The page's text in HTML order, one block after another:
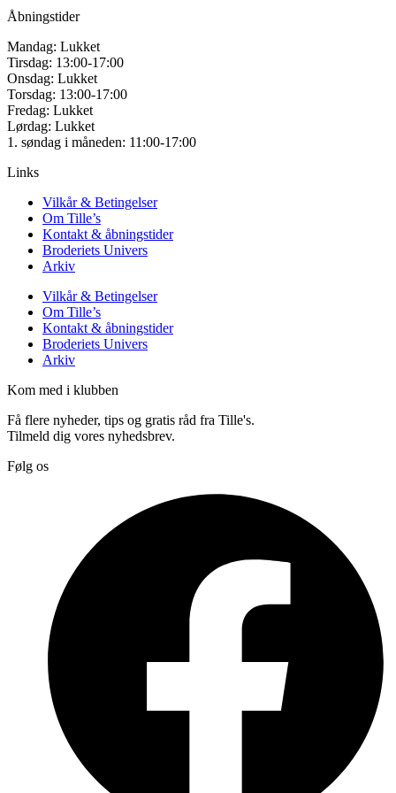
Åbningstider
Mandag: Lukket
Tirsdag: 13:00-17:00
Onsdag: Lukket
Torsdag: 13:00-17:00
Fredag: Lukket
Lørdag: Lukket
1. søndag i måneden: 11:00-17:00
Links
Vilkår & Betingelser
Om Tille’s
Kontakt & åbningstider
Broderiets Univers
Arkiv
Vilkår & Betingelser
Om Tille’s
Kontakt & åbningstider
Broderiets Univers
Arkiv
Kom med i klubben
Få flere nyheder, tips og gratis råd fra Tille's.
Tilmeld dig vores nyhedsbrev.
Følg os